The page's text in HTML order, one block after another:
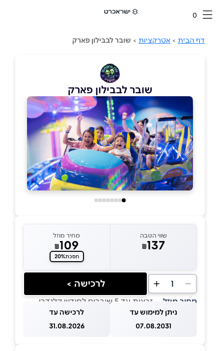
0
דף הבית > אטרקציות > שובר לבבילון פארק
שובר לבבילון פארק
שווי הטבה
₪137
מחיר מוזל
₪109
חסכת20%
1 לרכישה >
מחיר מוזל — זכאות עד 5 שוברים לחודש קלנדרי
ניתן למימוש עד
07.08.2031
לרכישה עד
31.08.2026